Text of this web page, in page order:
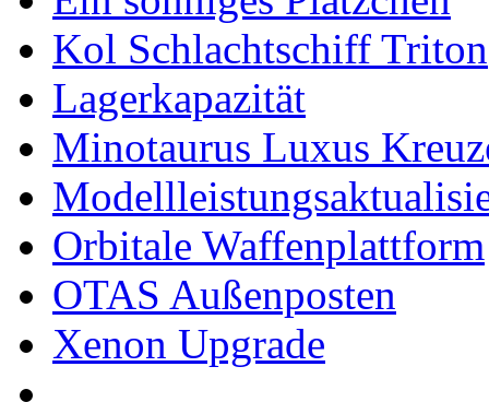
Kol Schlachtschiff Triton
Lagerkapazität
Minotaurus Luxus
Orbitale Waffenplattform
OTAS Außenposten
Xenon Upgrade